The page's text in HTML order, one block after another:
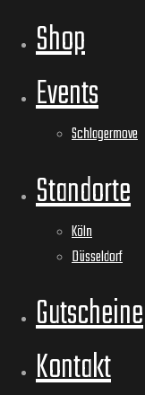
Shop
Events
Schlagermove
Standorte
Köln
Düsseldorf
Gutscheine
Kontakt